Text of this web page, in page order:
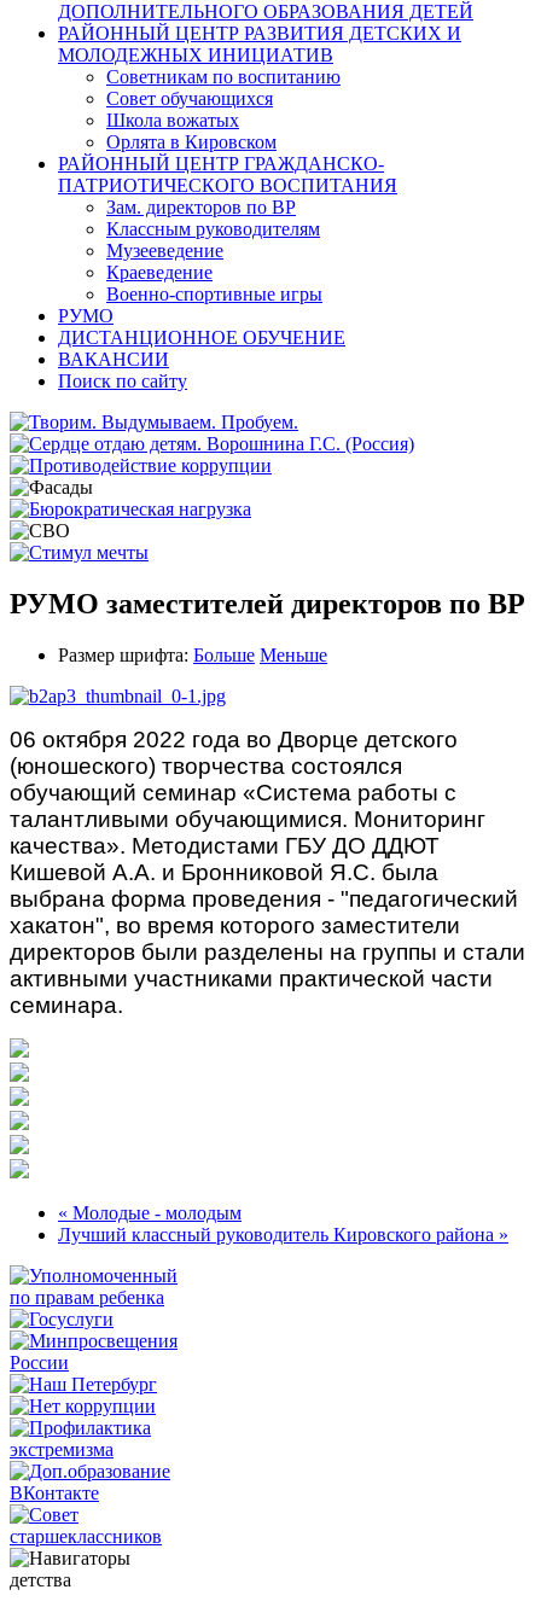
ДОПОЛНИТЕЛЬНОГО ОБРАЗОВАНИЯ ДЕТЕЙ
РАЙОННЫЙ ЦЕНТР РАЗВИТИЯ ДЕТСКИХ И
МОЛОДЕЖНЫХ ИНИЦИАТИВ
Советникам по воспитанию
Совет обучающихся
Школа вожатых
Орлята в Кировском
РАЙОННЫЙ ЦЕНТР ГРАЖДАНСКО-
ПАТРИОТИЧЕСКОГО ВОСПИТАНИЯ
Зам. директоров по ВР
Классным руководителям
Музееведение
Краеведение
Военно-спортивные игры
РУМО
ДИСТАНЦИОННОЕ ОБУЧЕНИЕ
ВАКАНСИИ
Поиск по сайту
РУМО заместителей директоров по ВР
Размер шрифта: Больше Меньше
06 октября 2022 года во Дворце детского
(юношеского) творчества состоялся
обучающий семинар «Система работы с
талантливыми обучающимися. Мониторинг
качества». Методистами ГБУ ДО ДДЮТ
Кишевой А.А. и Бронниковой Я.С. была
выбрана форма проведения - "педагогический
хакатон", во время которого заместители
директоров были разделены на группы и стали
активными участниками практической части
семинара.
« Молодые - молодым
Лучший классный руководитель Кировского района »